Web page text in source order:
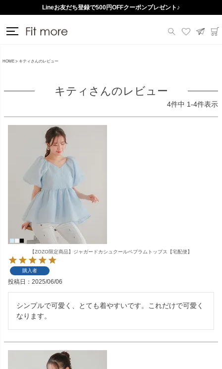
Lineお友だち登録で500円OFFクーポンプレゼント♪
HOME キティさんのレビュー
キティさんのレビュー
4件中 1-4件表示
【ZOZO限定商品】ジャガードカシュクールペプラムトップス【宅配便】
購入者
投稿日 2025/06/06
シンプルで可愛く、とても着やすいです。これだけで可愛く
なります。